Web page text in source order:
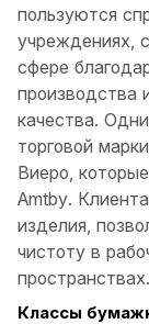
пользуются
учреждениях,
сфере
производства
качества.
торговой
Виеро,
Amtby.
изделия,
чистоту в
пространствах.
Классы